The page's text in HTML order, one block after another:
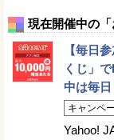
現在開催中の
【毎日
くじ」
中は毎日
キャンペ
Yahoo!